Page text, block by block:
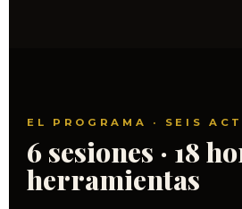
EL PROGRAMA · SEIS
6 sesiones · 18
herramientas